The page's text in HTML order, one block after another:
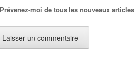
Prévenez-moi de tous les nouveaux